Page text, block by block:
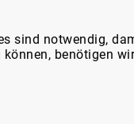
sind notwendig,
benötigen